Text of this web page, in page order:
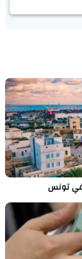
تونس